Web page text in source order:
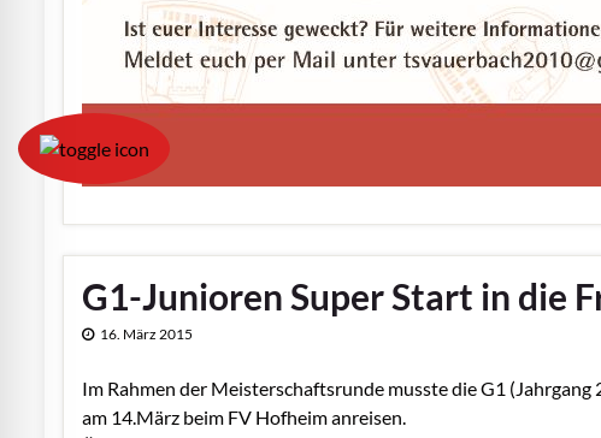
G1-Junioren Super Start in die
16. März 2015
Im Rahmen der Meisterschaftsrunde musste die G1
am 14.März beim FV Hofheim anreisen.